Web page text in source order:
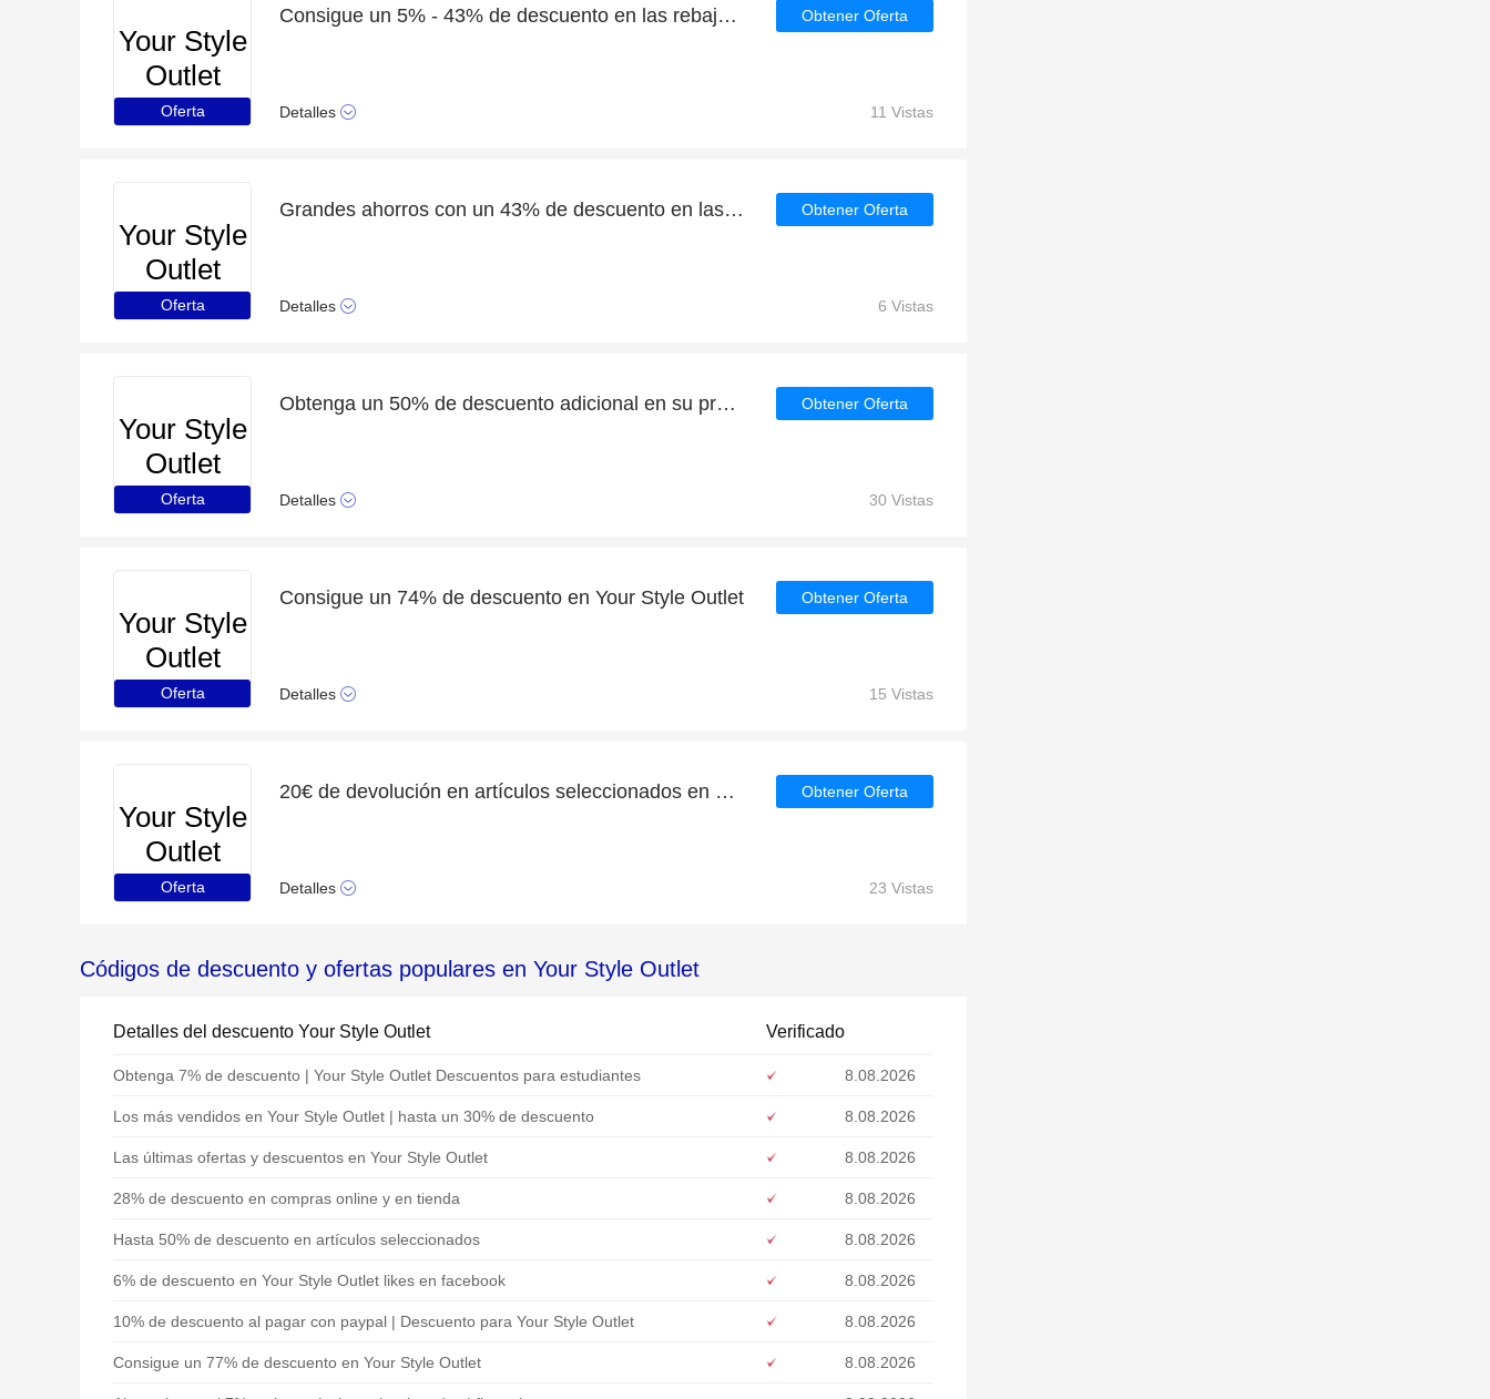
Your Style
Outlet
Oferta
Consigue un 5% - 43% de descuento en las rebajas de verano en Your Style Outlet
Detalles
Obtener Oferta
11 Vistas
Your Style
Outlet
Oferta
Grandes ahorros con un 43% de descuento en las últimas ofertas
Detalles
Obtener Oferta
6 Vistas
Your Style
Outlet
Oferta
Obtenga un 50% de descuento adicional en su próximo pedido | fin en breve
Detalles
Obtener Oferta
30 Vistas
Your Style
Outlet
Oferta
Consigue un 74% de descuento en Your Style Outlet
Detalles
Obtener Oferta
15 Vistas
Your Style
Outlet
Oferta
20€ de devolución en artículos seleccionados en Your Style Outlet
Detalles
Obtener Oferta
23 Vistas
Códigos de descuento y ofertas populares en Your Style Outlet
Detalles del descuento Your Style Outlet Verificado
Obtenga 7% de descuento | Your Style Outlet Descuentos para estudiantes 8.08.2026
Los más vendidos en Your Style Outlet | hasta un 30% de descuento 8.08.2026
Las últimas ofertas y descuentos en Your Style Outlet 8.08.2026
28% de descuento en compras online y en tienda 8.08.2026
Hasta 50% de descuento en artículos seleccionados 8.08.2026
6% de descuento en Your Style Outlet likes en facebook 8.08.2026
10% de descuento al pagar con paypal | Descuento para Your Style Outlet 8.08.2026
Consigue un 77% de descuento en Your Style Outlet 8.08.2026